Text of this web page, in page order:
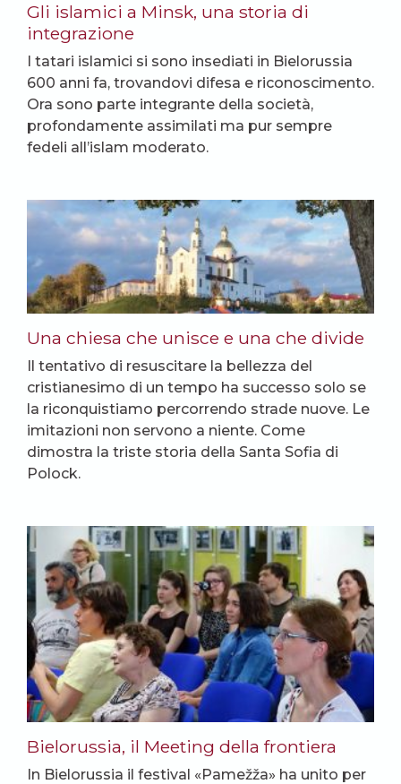
Gli islamici a Minsk, una storia di
integrazione
I tatari islamici si sono insediati in Bielorussia
600 anni fa, trovandovi difesa e riconoscimento.
Ora sono parte integrante della società,
profondamente assimilati ma pur sempre
fedeli all’islam moderato.
Una chiesa che unisce e una che divide
Il tentativo di resuscitare la bellezza del
cristianesimo di un tempo ha successo solo se
la riconquistiamo percorrendo strade nuove. Le
imitazioni non servono a niente. Come
dimostra la triste storia della Santa Sofia di
Polock.
Bielorussia, il Meeting della frontiera
In Bielorussia il festival «Pamežža» ha unito per